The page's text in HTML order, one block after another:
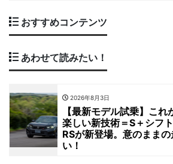
おすすめコンテンツ
あわせて読みたい！
2026年8月3日
【最新モデル試乗】これ
楽しい新技術＝S＋シフ
RSが新登場。意のまま
い！